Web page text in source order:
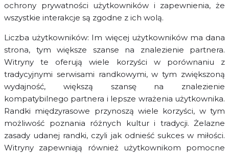
ochrony prywatności użytkowników i zapewnienia, że
wszystkie interakcje są zgodne z ich wolą.
Liczba użytkowników: Im więcej użytkowników ma dana
strona, tym większe szanse na znalezienie partnera.
Witryny te oferują wiele korzyści w porównaniu z
tradycyjnymi serwisami randkowymi, w tym zwiększoną
wydajność, większą szansę na znalezienie
kompatybilnego partnera i lepsze wrażenia użytkownika.
Randki międzyrasowe przynoszą wiele korzyści, w tym
możliwość poznania różnych kultur i tradycji. Żelazne
zasady udanej randki, czyli jak odnieść sukces w miłości.
Witryny zapewniają również użytkownikom pomocne